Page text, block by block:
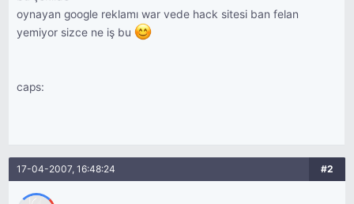
oynayan google reklamı war vede hack sitesi ban felan
yemiyor sizce ne iş bu
caps:
17-04-2007, 16:48:24 #2